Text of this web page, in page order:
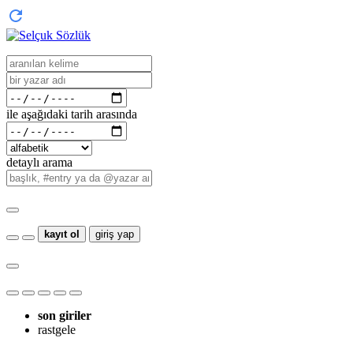
ile aşağıdaki tarih arasında
detaylı arama
kayıt ol giriş yap
son giriler
rastgele